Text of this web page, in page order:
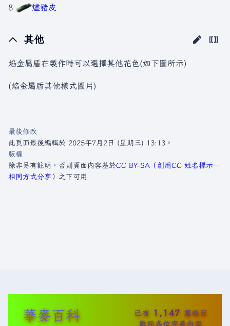
8 燼豬皮
其他
焰金屬盾在製作時可以選擇其他花色(如下圖所示)
(焰金屬盾其他樣式圖片)
最後修改
此頁面最後編輯於 2025年7月2日 (星期三) 13:13。
版權
除非另有註明，否則頁面內容基於CC BY-SA（創用CC 姓名標示─
相同方式分享） 之下可用
華麥百科 已有 1,147 篇條目
歡迎各位完善內容